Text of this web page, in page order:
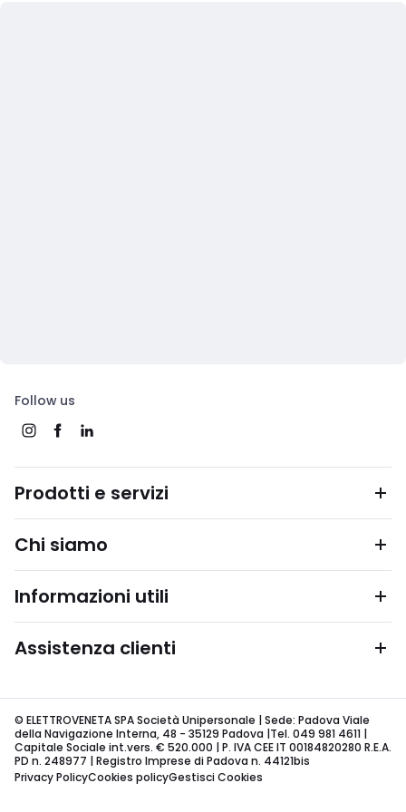
Follow us
Prodotti e servizi
Chi siamo
Informazioni utili
Assistenza clienti
© ELETTROVENETA SPA Società Unipersonale | Sede: Padova Viale
della Navigazione Interna, 48 - 35129 Padova |Tel. 049 981 4611 |
Capitale Sociale int.vers. € 520.000 | P. IVA CEE IT 00184820280 R.E.A.
PD n. 248977 | Registro Imprese di Padova n. 44121bis
Privacy PolicyCookies policyGestisci Cookies